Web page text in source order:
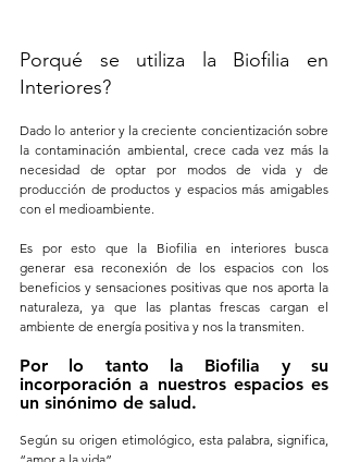
Porqué se utiliza la Biofilia en
Interiores?
Dado lo anterior y la creciente concientización sobre
la contaminación ambiental, crece cada vez más la
necesidad de optar por modos de vida y de
producción de productos y espacios más amigables
con el medioambiente.
Es por esto que la Biofilia en interiores busca
generar esa reconexión de los espacios con los
beneficios y sensaciones positivas que nos aporta la
naturaleza, ya que las plantas frescas cargan el
ambiente de energía positiva y nos la transmiten.
Por lo tanto la Biofilia y su
incorporación a nuestros espacios es
un sinónimo de salud.
Según su origen etimológico, esta palabra, significa,